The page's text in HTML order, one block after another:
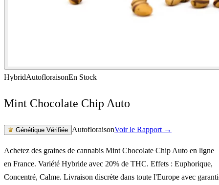
HybridAutofloraisonEn Stock
Mint Chocolate Chip Auto
♛ Génétique Vérifiée AutofloraisonVoir le Rapport →
Achetez des graines de cannabis Mint Chocolate Chip Auto en ligne
en France. Variété Hybride avec 20% de THC. Effets : Euphorique,
Concentré, Calme. Livraison discrète dans toute l'Europe avec